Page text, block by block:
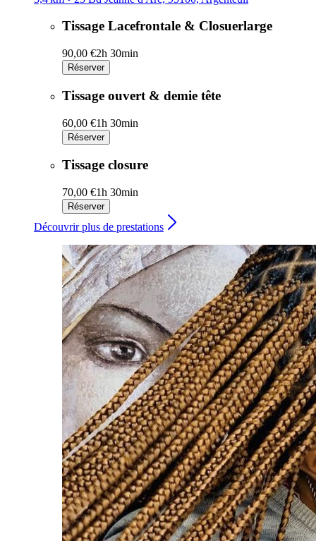
Tissage Lacefrontale & Closuerlarge
90,00 €2h 30min
Réserver
Tissage ouvert & demie tête
60,00 €1h 30min
Réserver
Tissage closure
70,00 €1h 30min
Réserver
Découvrir plus de prestations